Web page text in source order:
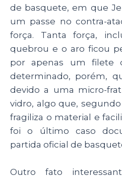
de basquete, em que
um passe no contra-
força. Tanta força,
quebrou e o aro ficou
por apenas um filete
determinado, porém,
devido a uma micro-
vidro, algo que,
fragiliza o material e
foi o último caso
partida oficial de
Outro fato